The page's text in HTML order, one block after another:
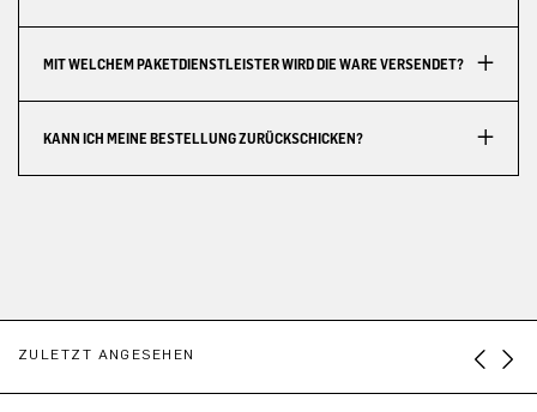
MIT WELCHEM PAKETDIENSTLEISTER WIRD DIE WARE VERSENDET?
KANN ICH MEINE BESTELLUNG ZURÜCKSCHICKEN?
ZULETZT ANGESEHEN